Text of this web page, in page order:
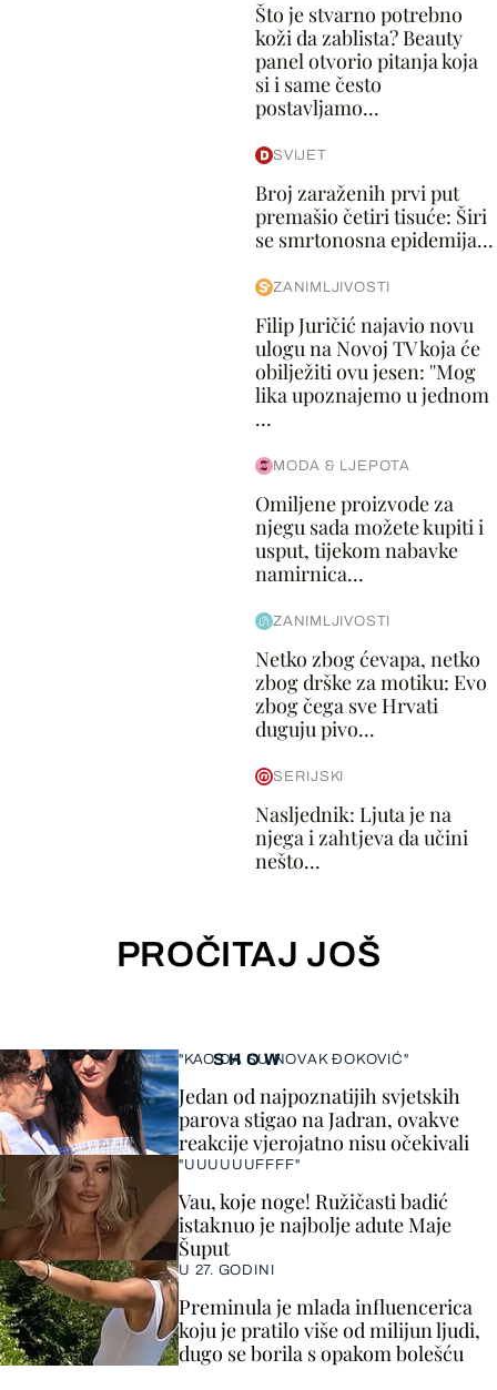
Što je stvarno potrebno
koži da zablista? Beauty
panel otvorio pitanja koja
si i same često
postavljamo...
SVIJET
Broj zaraženih prvi put
premašio četiri tisuće: Širi
se smrtonosna epidemija...
ZANIMLJIVOSTI
Filip Juričić najavio novu
ulogu na Novoj TV koja će
obilježiti ovu jesen: ''Mog
lika upoznajemo u jednom
...
MODA & LJEPOTA
Omiljene proizvode za
njegu sada možete kupiti i
usput, tijekom nabavke
namirnica...
ZANIMLJIVOSTI
Netko zbog ćevapa, netko
zbog drške za motiku: Evo
zbog čega sve Hrvati
duguju pivo...
SERIJSKI
Nasljednik: Ljuta je na
njega i zahtjeva da učini
nešto...
PROČITAJ JOŠ
SHOW
"KAO DA SU NOVAK ĐOKOVIĆ"
Jedan od najpoznatijih svjetskih
parova stigao na Jadran, ovakve
reakcije vjerojatno nisu očekivali
"UUUUUUFFFF"
Vau, koje noge! Ružičasti badić
istaknuo je najbolje adute Maje
Šuput
U 27. GODINI
Preminula je mlada influencerica
koju je pratilo više od milijun ljudi,
dugo se borila s opakom bolešću